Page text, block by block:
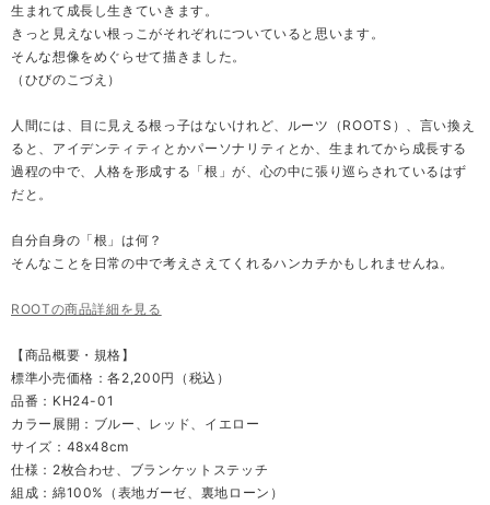
生まれて成長し生きていきます。
きっと見えない根っこがそれぞれについていると思います。
そんな想像をめぐらせて描きました。
（ひびのこづえ）
人間には、目に見える根っ子はないけれど、ルーツ（ROOTS）、言い換え
ると、アイデンティティとかパーソナリティとか、生まれてから成長する
過程の中で、人格を形成する「根」が、心の中に張り巡らされているはず
だと。
自分自身の「根」は何？
そんなことを日常の中で考えさえてくれるハンカチかもしれませんね。
ROOTの商品詳細を見る
【商品概要・規格】
標準小売価格：各2,200円（税込）
品番：KH24-01
カラー展開：ブルー、レッド、イエロー
サイズ：48x48cm
仕様：2枚合わせ、ブランケットステッチ
組成：綿100%（表地ガーゼ、裏地ローン）